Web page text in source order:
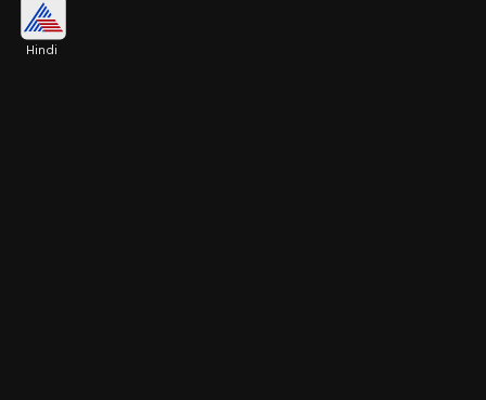
येलो ग्रीन कॉटन सिल्क साड़ी के साथ भूमि ने फुल नेक व्हाइट
Hindi